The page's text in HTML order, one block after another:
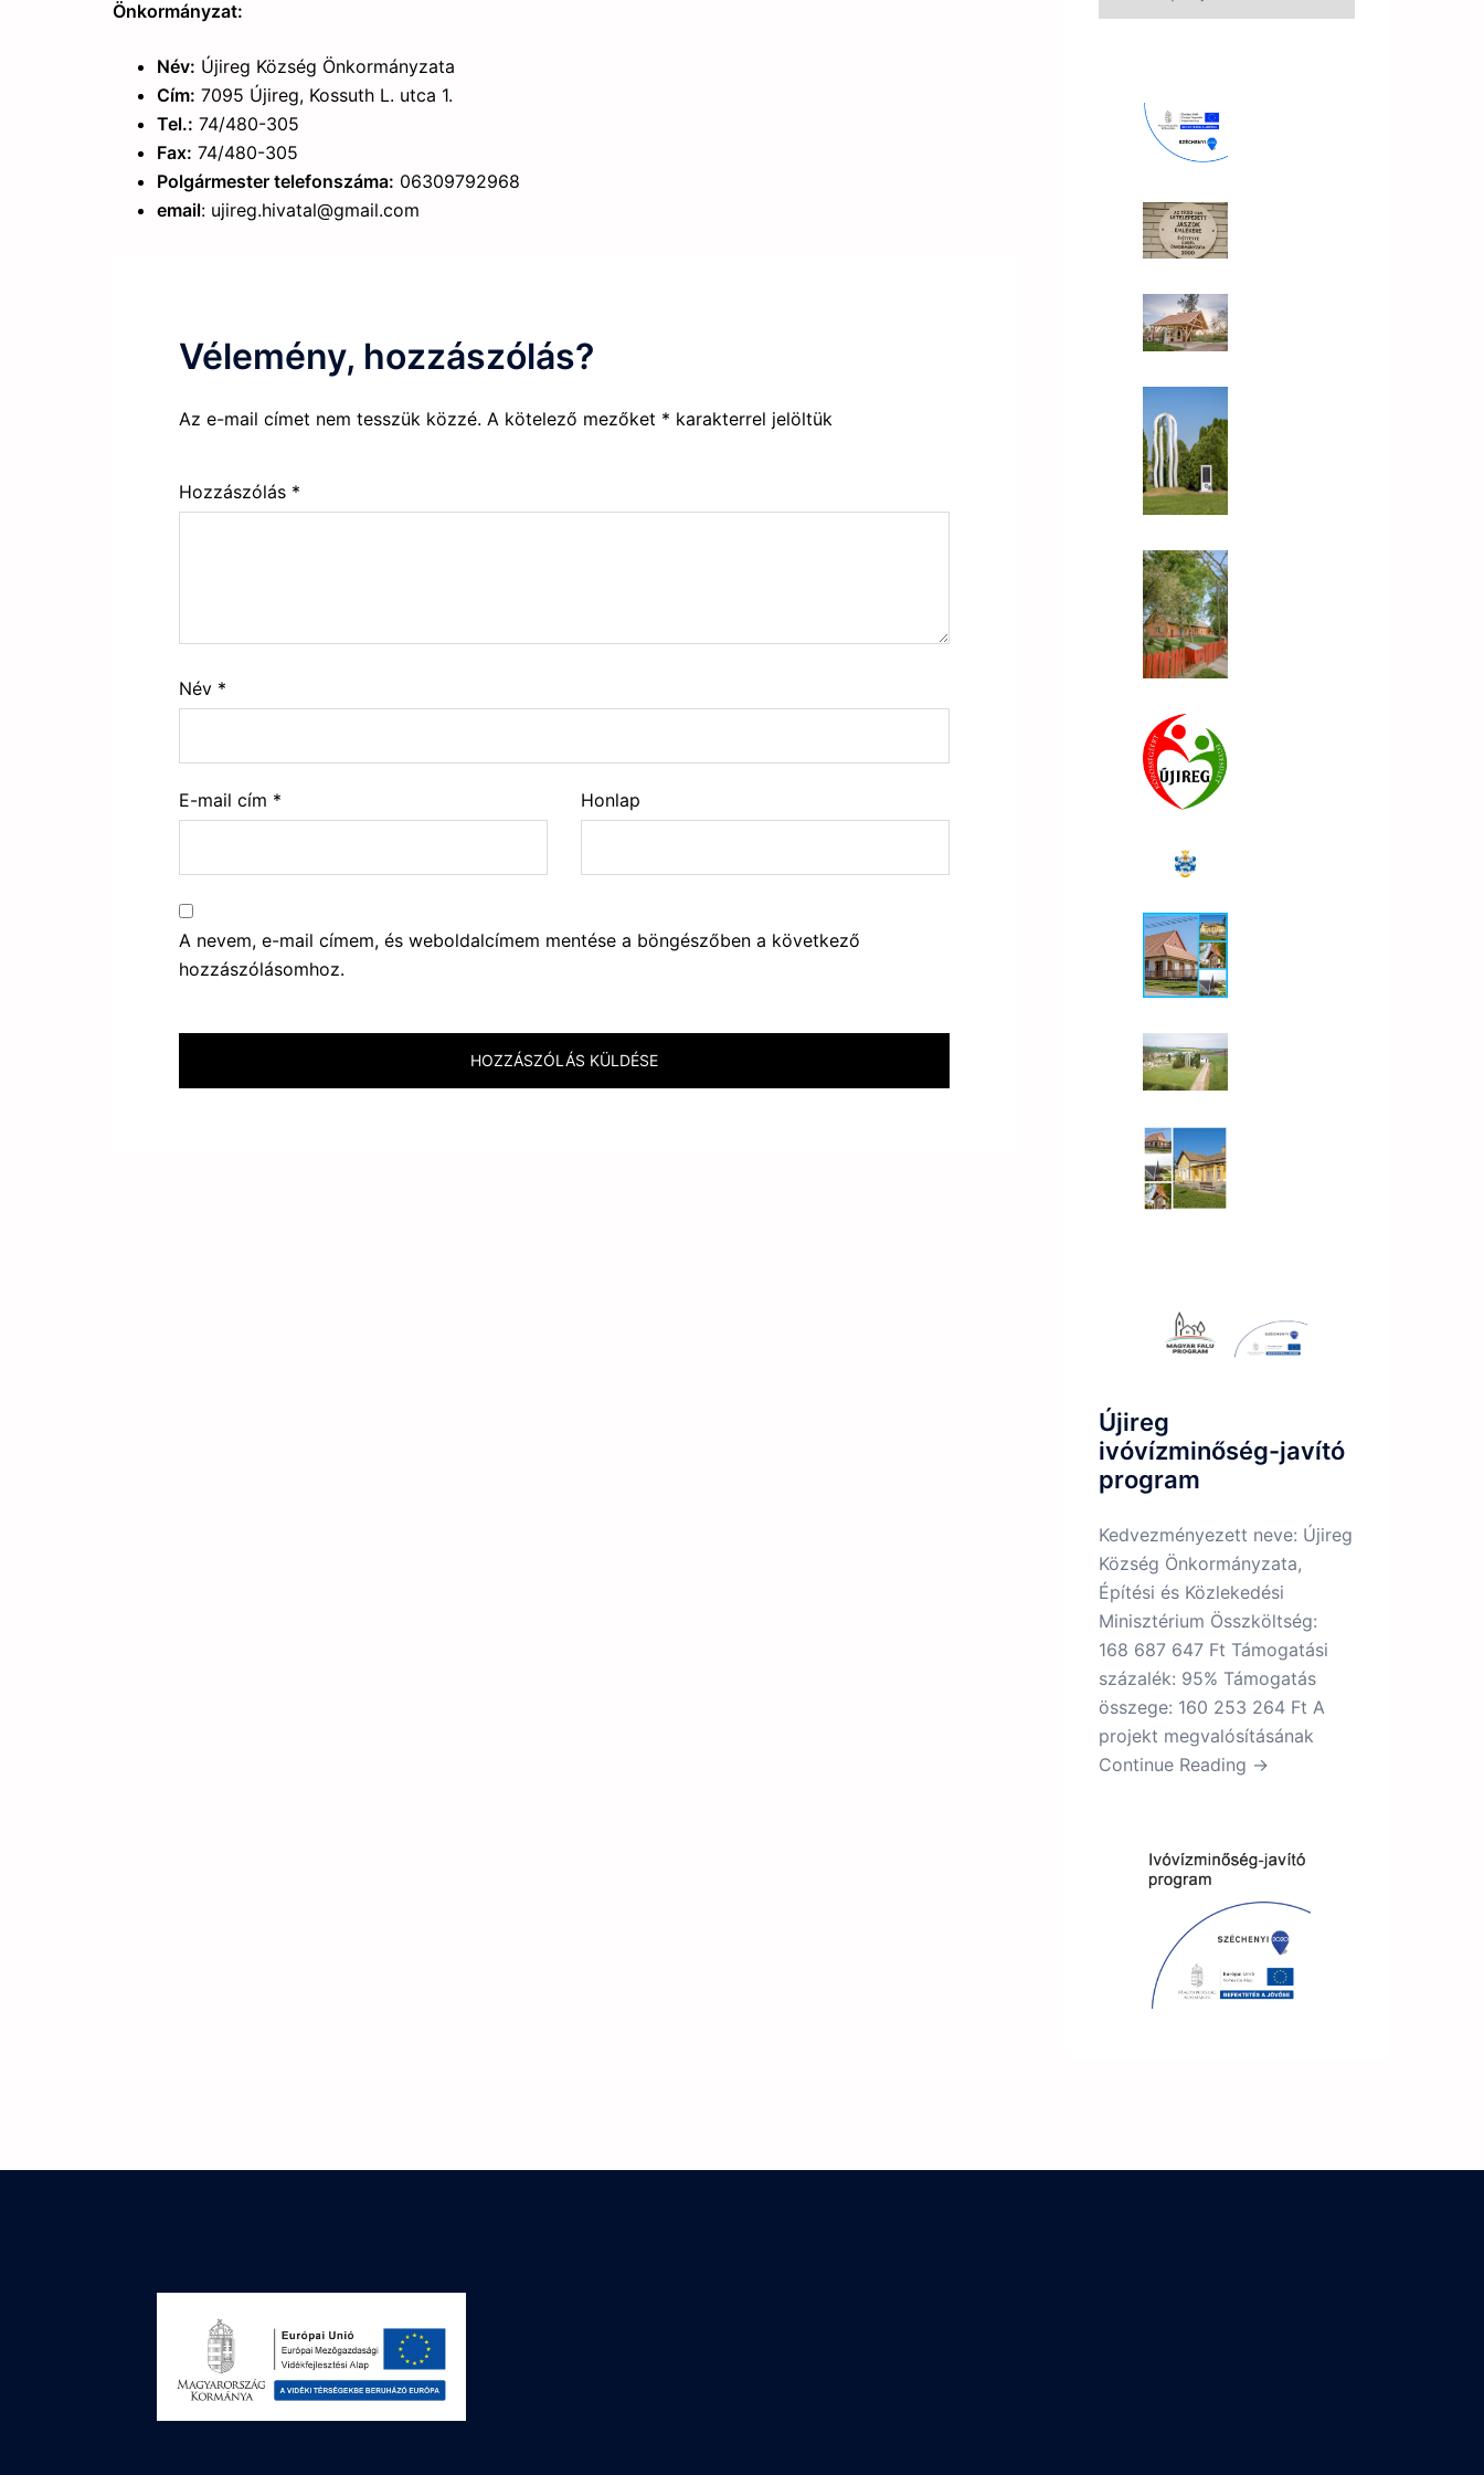
Önkormányzat:
Név: Újireg Község Önkormányzata
Cím: 7095 Újireg, Kossuth L. utca 1.
Tel.: 74/480-305
Fax: 74/480-305
Polgármester telefonszáma: 06309792968
email: ujireg.hivatal@gmail.com
Vélemény, hozzászólás?
Az e-mail címet nem tesszük közzé. A kötelező mezőket * karakterrel jelöltük
Hozzászólás *
Név *
E-mail cím * Honlap
A nevem, e-mail címem, és weboldalcímem mentése a böngészőben a következő
hozzászólásomhoz.
Újireg
ivóvízminőség-javító
program
Kedvezményezett neve: Újireg
Község Önkormányzata,
Építési és Közlekedési
Minisztérium Összköltség:
168 687 647 Ft Támogatási
százalék: 95% Támogatás
összege: 160 253 264 Ft A
projekt megvalósításának
Continue Reading →